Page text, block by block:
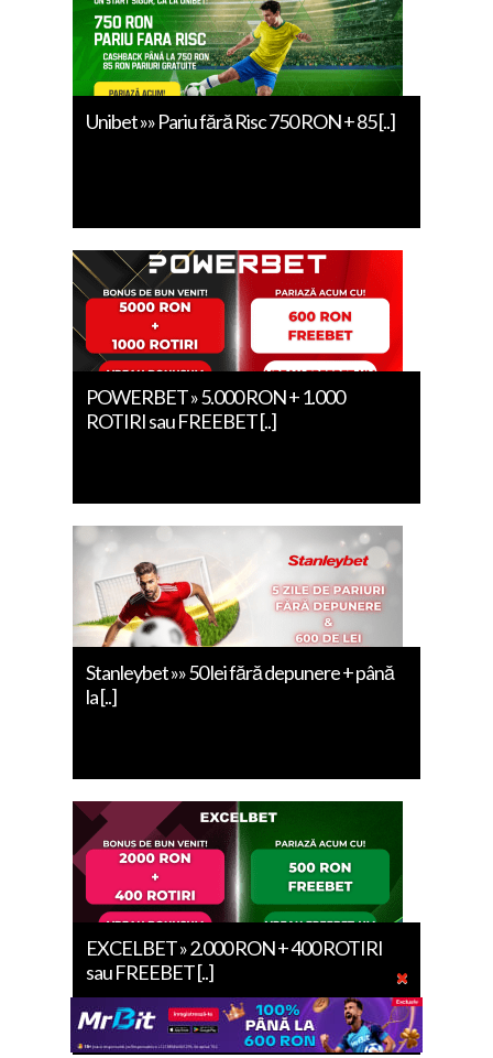
Unibet »» Pariu fără Risc 750 RON + 85 [..]
POWERBET » 5.000 RON + 1.000
ROTIRI sau FREEBET [..]
Stanleybet »» 50 lei fără depunere + până
la [..]
EXCELBET » 2.000 RON + 400 ROTIRI
sau FREEBET [..]